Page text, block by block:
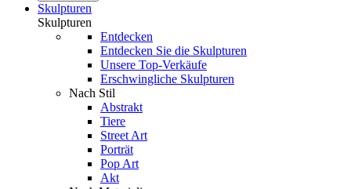
Skulpturen
Skulpturen
Entdecken
Entdecken Sie die Skulpturen
Unsere Top-Verkäufe
Erschwingliche Skulpturen
Nach Stil
Abstrakt
Tiere
Street Art
Porträt
Pop Art
Akt